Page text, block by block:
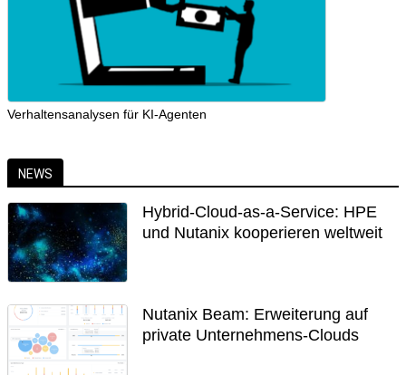
Verhaltensanalysen für KI-Agenten
NEWS
Hybrid-Cloud-as-a-Service: HPE
und Nutanix kooperieren weltweit
Nutanix Beam: Erweiterung auf
private Unternehmens-Clouds